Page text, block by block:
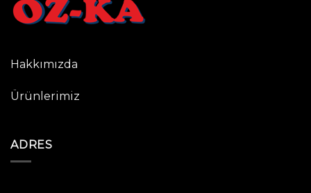
Hakkımızda
Ürünlerimiz
ADRES